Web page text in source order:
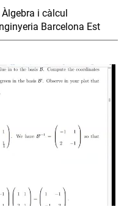
i càlcul
Barcelona Est